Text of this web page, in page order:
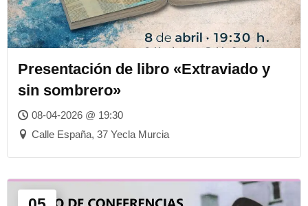
Presentación de libro «Extraviado y
sin sombrero»
08-04-2026 @ 19:30
Calle España, 37 Yecla Murcia